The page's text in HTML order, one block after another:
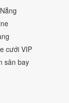
cưới VIP
sân bay